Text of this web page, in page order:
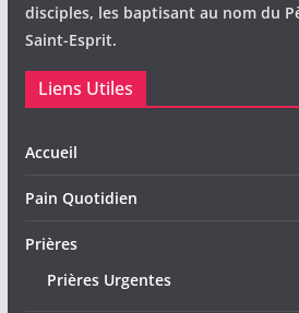
disciples, les baptisant au nom du
Saint-Esprit.
Liens Utiles
Accueil
Pain Quotidien
Prières
Prières Urgentes